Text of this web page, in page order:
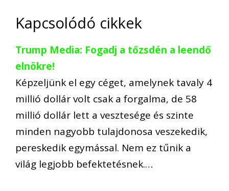
Kapcsolódó cikkek
Trump Media: Fogadj a tőzsdén a leendő
elnökre!
Képzeljünk el egy céget, amelynek tavaly 4
millió dollár volt csak a forgalma, de 58
millió dollár lett a vesztesége és szinte
minden nagyobb tulajdonosa veszekedik,
pereskedik egymással. Nem ez tűnik a
világ legjobb befektetésnek.…